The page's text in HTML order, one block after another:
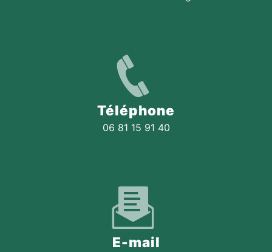
Téléphone
06 81 15 91 40
E-mail